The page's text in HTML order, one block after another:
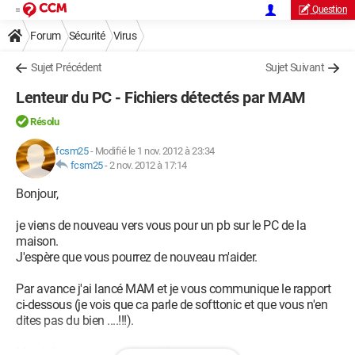
Question
Forum Sécurité Virus
Sujet Précédent Sujet Suivant
Lenteur du PC - Fichiers détectés par MAM
Résolu
fcsm25- Modifié le 1 nov. 2012 à 23:34
fcsm25-2 nov. 2012 à 17:14
Bonjour,
je viens de nouveau vers vous pour un pb sur le PC de la
maison.
J'espère que vous pourrez de nouveau m'aider.
Par avance j'ai lancé MAM et je vous communique le rapport
ci-dessous (je vois que ca parle de softtonic et que vous n'en
dites pas du bien ....!!!).